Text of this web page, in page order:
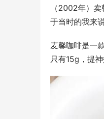
（2002年）
于当时的我来
麦馨咖啡是一
只有15g，提